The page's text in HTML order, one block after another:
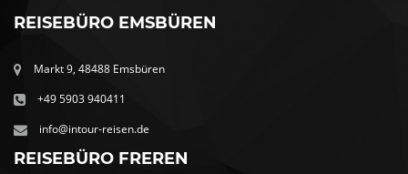
REISEBÜRO EMSBÜREN
Markt 9, 48488 Emsbüren
+49 5903 940411
info@intour-reisen.de
REISEBÜRO FREREN